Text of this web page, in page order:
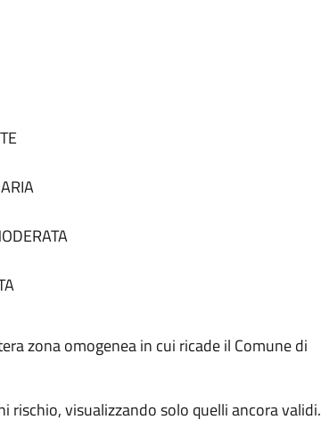
zona omogenea in cui ricade il Comune di
visualizzando solo quelli ancora validi.